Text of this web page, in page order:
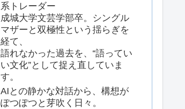
系トレーダー
成城大学文芸学部卒。シングル
マザーと双極性という揺らぎを
経て、
語れなかった過去を、“語ってい
い文化”として捉え直していま
す。
AIとの静かな対話から、構想が
ぽつぽつと芽吹く日々。